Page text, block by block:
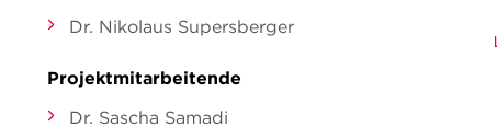
Dr. Nikolaus Supersberger
Projektmitarbeitende
Dr. Sascha Samadi